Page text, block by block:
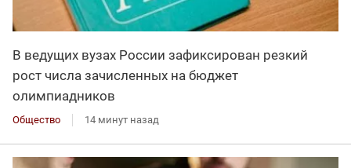
В ведущих вузах России зафиксирован резкий
рост числа зачисленных на бюджет
олимпиадников
Общество 14 минут назад